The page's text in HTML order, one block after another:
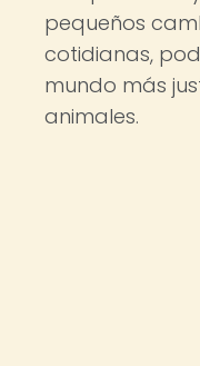
pequeños
cotidianas,
mundo más
animales.